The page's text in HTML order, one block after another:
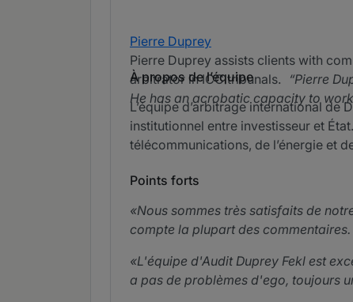
Pierre Duprey
Pierre Duprey assists clients with
arbitrator in ICC tribunals.
Pierre
He has an acrobatic capacity to
À propos de l’équipe
L’équipe d’arbitrage international de
institutionnel entre investisseur et
télécommunications, de l’énergie et
Points forts
Nous sommes très satisfaits de
compte la plupart des
L'équipe d'Audit Duprey Fekl est
a pas de problèmes d'ego, toujours